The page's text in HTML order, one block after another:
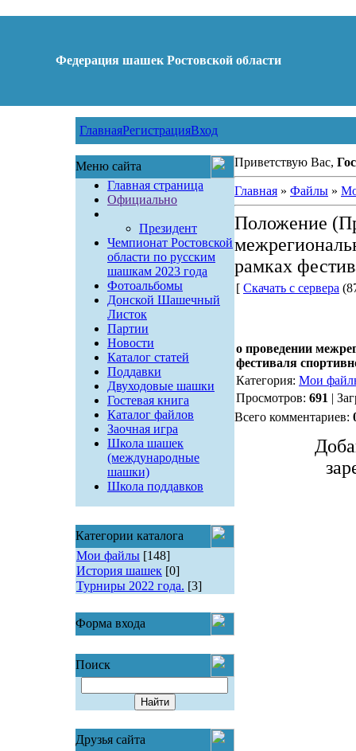
Федерация шашек Ростовской области
ГлавнаяРегистрацияВход
Меню сайта
Главная страница
Официально
Президент
Чемпионат Ростовской
области по русским
шашкам 2023 года
Фотоальбомы
Донской Шашечный
Листок
Партии
Новости
Каталог статей
Поддавки
Двуходовые шашки
Гостевая книга
Каталог файлов
Заочная игра
Школа шашек
(международные
шашки)
Школа поддавков
Категории каталога
Мои файлы [148]
История шашек [0]
Турниры 2022 года. [3]
Форма входа
Поиск
Друзья сайта
Приветствую Вас,
Главная» Файлы»
Положение
рамках
[ Скачать с сервера
о проведении
фестиваля
Категория: Мои
Просмотров: 691 |
Всего комментариев: